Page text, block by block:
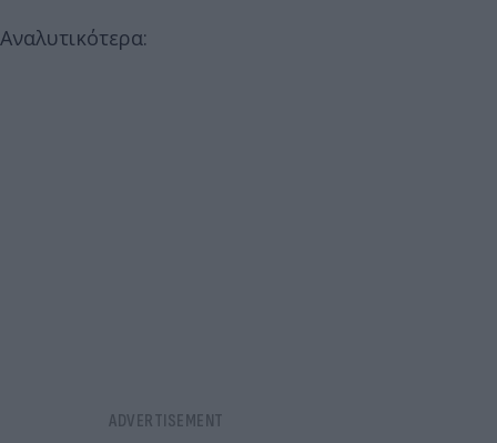
Αναλυτικότερα: